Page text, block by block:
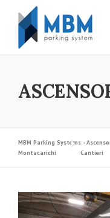
Skip to content
MBM Parking Systems -
Montacarichi
Cantieri